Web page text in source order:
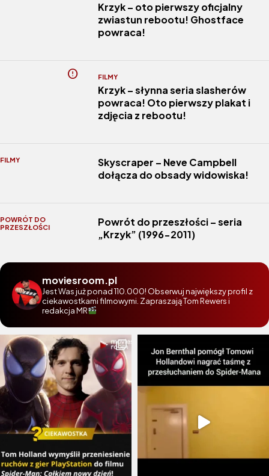
Krzyk – oto pierwszy oficjalny
zwiastun rebootu! Ghostface
powraca!
FILMY
Krzyk – słynna seria slasherów
powraca! Oto pierwszy plakat i
zdjęcia z rebootu!
FILMY
Skyscraper – Neve Campbell
dołącza do obsady widowiska!
POWRÓT DO
PRZESZŁOŚCI
Powrót do przeszłości – seria
„Krzyk” (1996-2011)
moviesroom.pl
Jest Was już ponad 110.000! Obserwuj największy profil z
ciekawostkami filmowymi. Zapraszają Tom Rewers i
redakcja MR